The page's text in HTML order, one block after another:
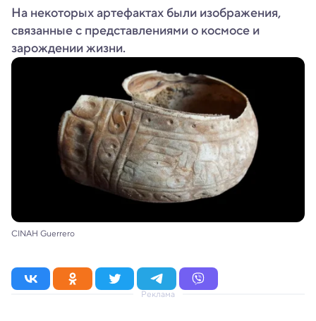
На некоторых артефактах были изображения,
связанные с представлениями о космосе и
зарождении жизни.
CINAH Guerrero
Реклама